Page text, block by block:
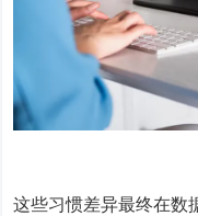
这些习惯差异最终在数